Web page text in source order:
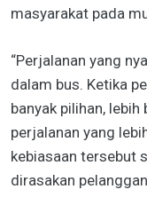
masyarakat pada
“Perjalanan yang
dalam bus. Ketika
banyak pilihan,
perjalanan yang
kebiasaan tersebut
dirasakan